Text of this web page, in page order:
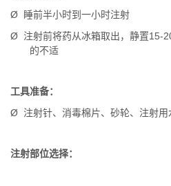
Ø 睡前半小时到一小时注射
Ø 注射前将药从冰箱取出，静置15-
的不适
工具准备：
Ø 注射针、消毒棉片、砂轮、注射用
注射部位选择：